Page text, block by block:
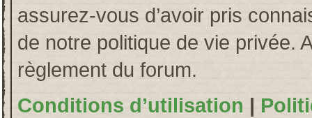
assurez-vous d’avoir pris
de notre politique de vie privée.
règlement du forum.
Conditions d’utilisation |